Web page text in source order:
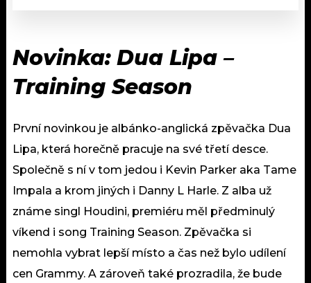
Novinka: Dua Lipa –
Training Season
První novinkou je albánko-anglická zpěvačka Dua
Lipa, která horečně pracuje na své třetí desce.
Společně s ní v tom jedou i Kevin Parker aka Tame
Impala a krom jiných i Danny L Harle. Z alba už
známe singl Houdini, premiéru měl předminulý
víkend i song Training Season. Zpěvačka si
nemohla vybrat lepší místo a čas než bylo udílení
cen Grammy. A zároveň také prozradila, že bude